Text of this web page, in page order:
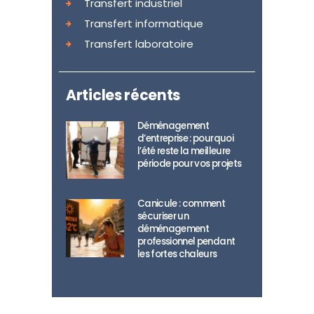
Transfert industriel
Transfert informatique
Transfert laboratoire
Articles récents
Déménagement
d’entreprise : pourquoi
l’été reste la meilleure
période pour vos projets
Canicule : comment
sécuriser un
déménagement
professionnel pendant
les fortes chaleurs